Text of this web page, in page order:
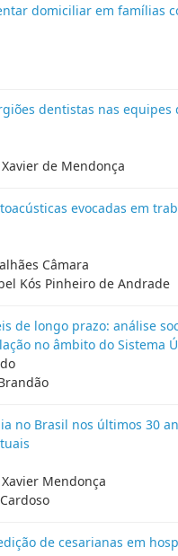
domiciliar em famílias
dentistas nas
de Mendonça
evocadas em
Câmara
Kós Pinheiro de Andrade
de longo prazo: análise
no âmbito do Sistema
no Brasil nos últimos 30
Mendonça
de cesarianas em